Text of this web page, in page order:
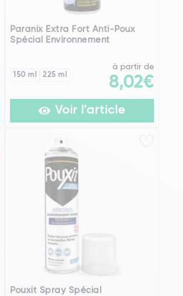
Paranix Extra Fort Anti-Poux
Spécial Environnement
150 ml 225 ml
à partir de
8,02€
Voir l'article
Pouxit Spray Spécial